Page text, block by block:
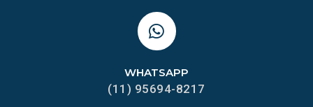
WHATSAPP
(11) 95694-8217